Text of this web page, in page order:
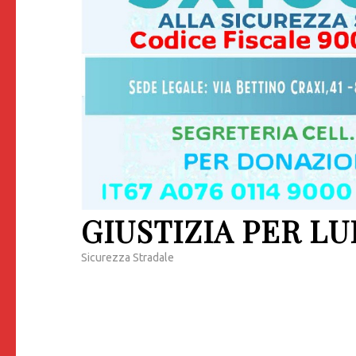
GIUSTIZIA PER
Sicurezza Stradale